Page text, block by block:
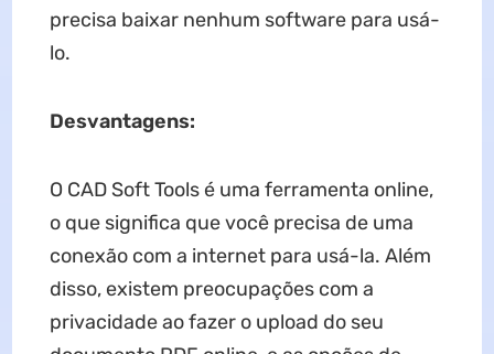
precisa baixar nenhum software para usá-
lo.
Desvantagens:
O CAD Soft Tools é uma ferramenta online,
o que significa que você precisa de uma
conexão com a internet para usá-la. Além
disso, existem preocupações com a
privacidade ao fazer o upload do seu